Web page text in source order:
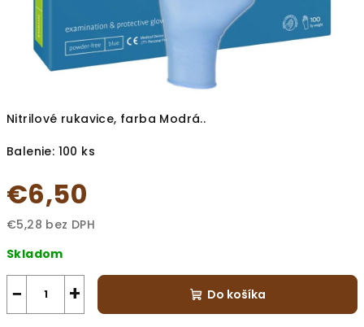
Nitrilové rukavice, farba Modrá..
Balenie: 100 ks
€6,50
€5,28 bez DPH
cena:
Skladom
+
− Do košíka